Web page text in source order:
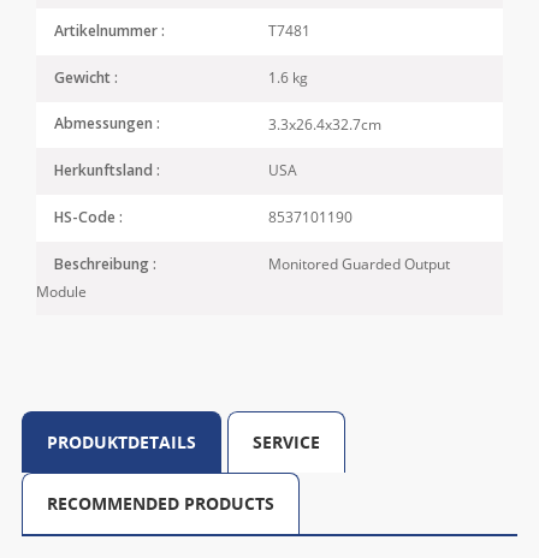
Artikelnummer : T7481
Gewicht : 1.6 kg
Abmessungen : 3.3x26.4x32.7cm
Herkunftsland : USA
HS-Code : 8537101190
Beschreibung :
Monitored Guarded Output
Module
PRODUKTDETAILS SERVICE
RECOMMENDED PRODUCTS